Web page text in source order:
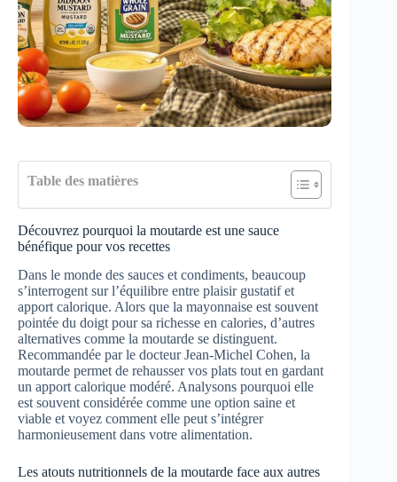
Table des matières
Découvrez pourquoi la moutarde est une sauce
bénéfique pour vos recettes
Dans le monde des sauces et condiments, beaucoup
s’interrogent sur l’équilibre entre plaisir gustatif et
apport calorique. Alors que la mayonnaise est souvent
pointée du doigt pour sa richesse en calories, d’autres
alternatives comme la moutarde se distinguent.
Recommandée par le docteur Jean-Michel Cohen, la
moutarde permet de rehausser vos plats tout en gardant
un apport calorique modéré. Analysons pourquoi elle
est souvent considérée comme une option saine et
viable et voyez comment elle peut s’intégrer
harmonieusement dans votre alimentation.
Les atouts nutritionnels de la moutarde face aux autres